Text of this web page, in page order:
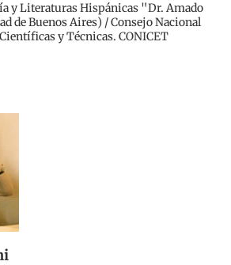
y Literaturas Hispánicas "Dr. Amado
de Buenos Aires) / Consejo Nacional
y Técnicas. CONICET